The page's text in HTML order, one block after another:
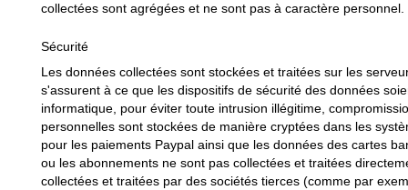
collectées sont agrégées et ne sont pas à caractère personnel.
Sécurité
Les données collectées sont stockées et traitées sur les
s'assurent à ce que les dispositifs de sécurité des données
informatique, pour éviter toute intrusion illégitime,
personnelles sont stockées de manière cryptées dans les
pour les paiements Paypal ainsi que les données des cartes
ou les abonnements ne sont pas collectées et traitées
collectées et traitées par des sociétés tierces (comme par